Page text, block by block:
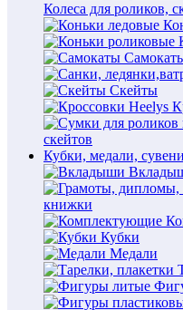
Колеса для роликов,
Скейты
скейтов
Кубки, медали,
книжки
Кубки
Медали